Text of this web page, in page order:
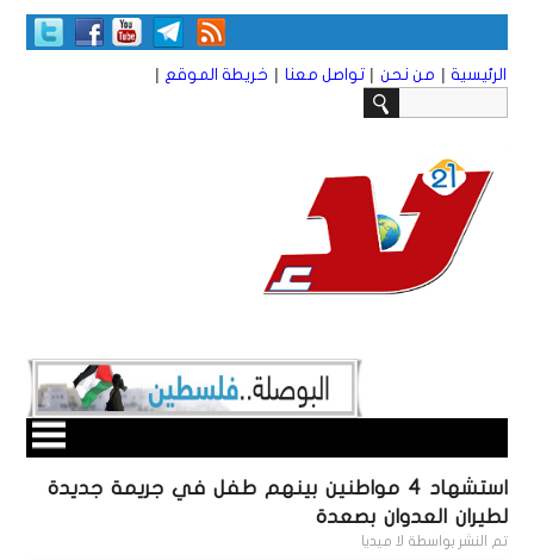
الرئيسية | من نحن | تواصل معنا | خريطة الموقع |
استشهاد 4 مواطنين بينهم طفل في جريمة جديدة
لطيران العدوان بصعدة
تم النشر بواسطة لا ميديا